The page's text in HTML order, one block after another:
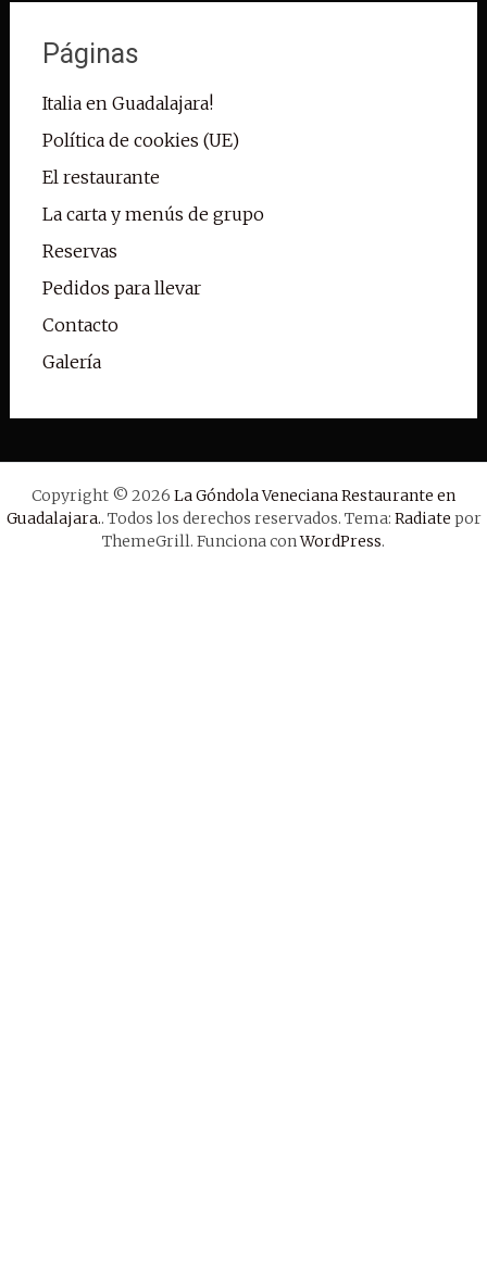
Páginas
Italia en Guadalajara!
Política de cookies (UE)
El restaurante
La carta y menús de grupo
Reservas
Pedidos para llevar
Contacto
Galería
Copyright © 2026 La Góndola Veneciana Restaurante en
Guadalajara.. Todos los derechos reservados. Tema: Radiate por
ThemeGrill. Funciona conWordPress.